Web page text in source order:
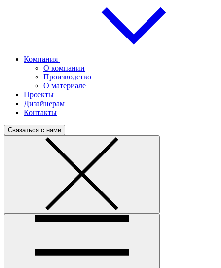
Компания
О компании
Производство
О материале
Проекты
Дизайнерам
Контакты
Связаться с нами